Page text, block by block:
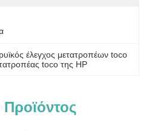
έλεγχος μετατροπέων toco
toco της HP